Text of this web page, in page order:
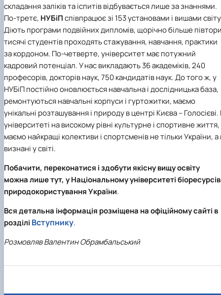
складання заліків та іспитів відбувається лише за знаннями.
По-третє, НУБіПспівпрацює зі 153 установами і вишами
Діють програми подвійних дипломів, щорічно більше
тисячі студентів проходять стажування, навчання, практики
за кордоном. По-четверте, університет має потужний
кадровий потенціал. У нас викладають 36 академіків, 240
професорів, докторів наук, 750 кандидатів наук. До того ж, у
НУБіП постійно оновлюється навчальна і дослідницька база,
ремонтуються навчальні корпуси і гуртожитки, маємо
унікальні розташування і природу в центрі Києва – Голосієві.
університеті на високому рівні культурне і спортивне життя,
маємо найкращі колективи і спортсменів не тільки України, а
визнані у світі.
Побачити, переконатися і здобути якісну вищу освіту
можна лише тут, у Національному університеті біоресурсів
природокористування України.
Вся детальна інформація розміщена на офіційному сайті в
розділі Вступнику.
Розмовляв Валентин Обрамбальський